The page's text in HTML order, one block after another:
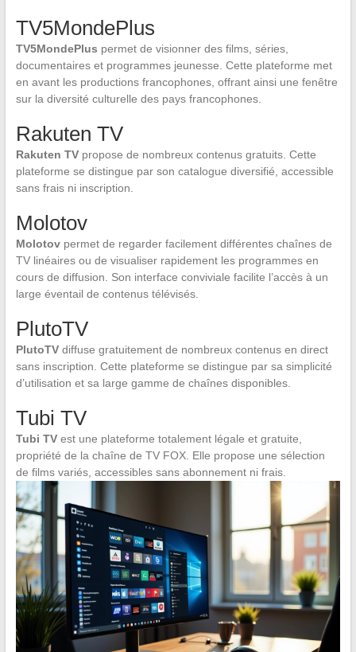
TV5MondePlus
TV5MondePlus permet de visionner des films, séries,
documentaires et programmes jeunesse. Cette plateforme met
en avant les productions francophones, offrant ainsi une fenêtre
sur la diversité culturelle des pays francophones.
Rakuten TV
Rakuten TVpropose de nombreux contenus gratuits. Cette
plateforme se distingue par son catalogue diversifié, accessible
sans frais ni inscription.
Molotov
Molotovpermet de regarder facilement différentes chaînes de
TV linéaires ou de visualiser rapidement les programmes en
cours de diffusion. Son interface conviviale facilite l’accès à un
large éventail de contenus télévisés.
PlutoTV
PlutoTVdiffuse gratuitement de nombreux contenus en direct
sans inscription. Cette plateforme se distingue par sa simplicité
d’utilisation et sa large gamme de chaînes disponibles.
Tubi TV
Tubi TVest une plateforme totalement légale et gratuite,
propriété de la chaîne de TV FOX. Elle propose une sélection
de films variés, accessibles sans abonnement ni frais.